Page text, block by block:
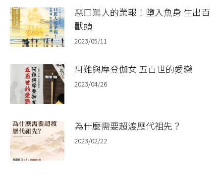
惡口罵人的業報！墮入魚身 生出百
獸頭
2023/05/11
阿難與摩登伽女 五百世的愛戀
2023/04/26
為什麼需要超渡歷代祖先？
2023/02/22